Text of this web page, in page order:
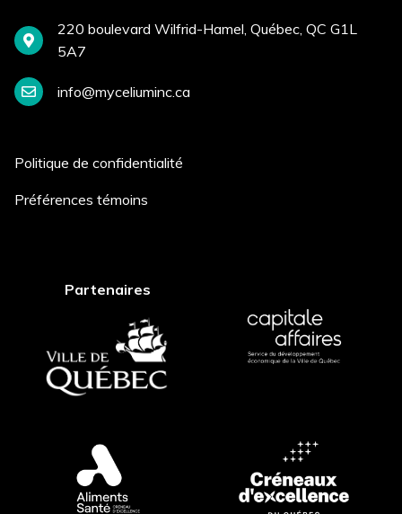
Courriel *
Site Internet
Description du projet *
Comment avez-vous entendu
Postuler
220 boulevard Wilfrid-Hamel, Québec, QC G1L
5A7
info@myceliuminc.ca
Politique de confidentialité
Préférences témoins
Partenaires